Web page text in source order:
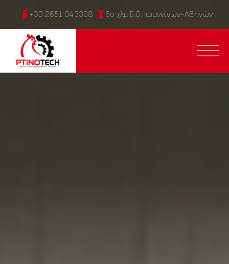
+30 2651 043308 6ο χλμ Ε.Ο. Ιωαννίνων-Αθηνών